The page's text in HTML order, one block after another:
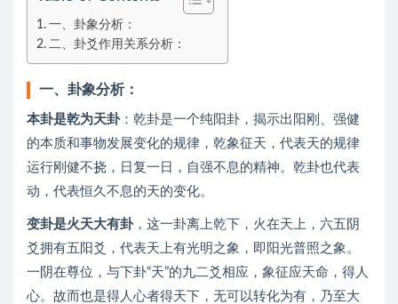
一、卦象分析：
二、卦爻作用关系分析：
一、卦象分析：
本卦是乾为天卦：乾卦是一个纯阳卦，揭示出阳刚、强健
的本质和事物发展变化的规律，乾象征天，代表天的规律
运行刚健不挠，日复一日，自强不息的精神。乾卦也代表
动，代表恒久不息的天的变化。
变卦是火天大有卦，这一卦离上乾下，火在天上，六五阴
爻拥有五阳爻，代表天上有光明之象，即阳光普照之象。
一阴在尊位，与下卦“天”的九二爻相应，象征应天命，得人
心。故而也是得人心者得天下，无可以转化为有，乃至大